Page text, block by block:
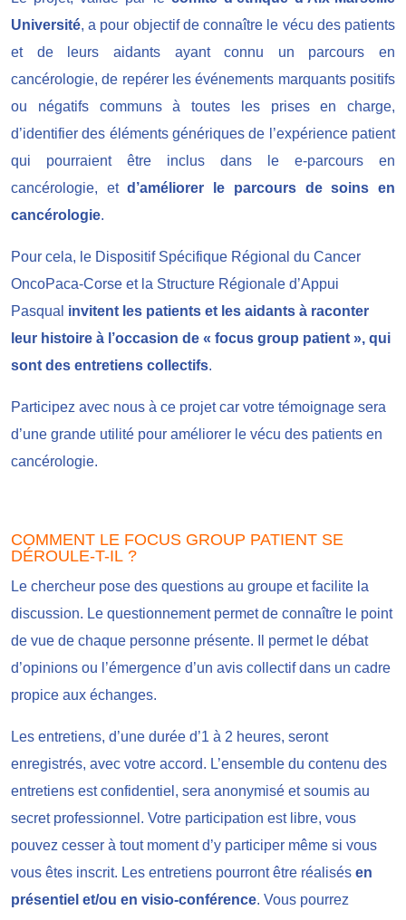
Université, a pour objectif de connaître le vécu des patients
et de leurs aidants ayant connu un parcours en
cancérologie, de repérer les événements marquants positifs
ou négatifs communs à toutes les prises en charge,
d’identifier des éléments génériques de l’expérience patient
qui pourraient être inclus dans le e-parcours en
cancérologie, etd’améliorer le parcours de soins en
cancérologie.
Pour cela, le Dispositif Spécifique Régional du Cancer
OncoPaca-Corse et la Structure Régionale d’Appui
Pasqual invitent les patients et les aidants à raconter
leur histoire à l’occasion de « focus group patient », qui
sont des entretiens collectifs.
Participez avec nous à ce projet car votre témoignage sera
d’une grande utilité pour améliorer le vécu des patients en
cancérologie.
COMMENT LE FOCUS GROUP PATIENT SE
DÉROULE-T-IL ?
Le chercheur pose des questions au groupe et facilite la
discussion. Le questionnement permet de connaître le point
de vue de chaque personne présente. Il permet le débat
d’opinions ou l’émergence d’un avis collectif dans un cadre
propice aux échanges.
Les entretiens, d’une durée d’1 à 2 heures, seront
enregistrés, avec votre accord. L’ensemble du contenu des
entretiens est confidentiel, sera anonymisé et soumis au
secret professionnel. Votre participation est libre, vous
pouvez cesser à tout moment d’y participer même si vous
vous êtes inscrit. Les entretiens pourront être réalisés en
présentiel et/ou en visio-conférence. Vous pourrez